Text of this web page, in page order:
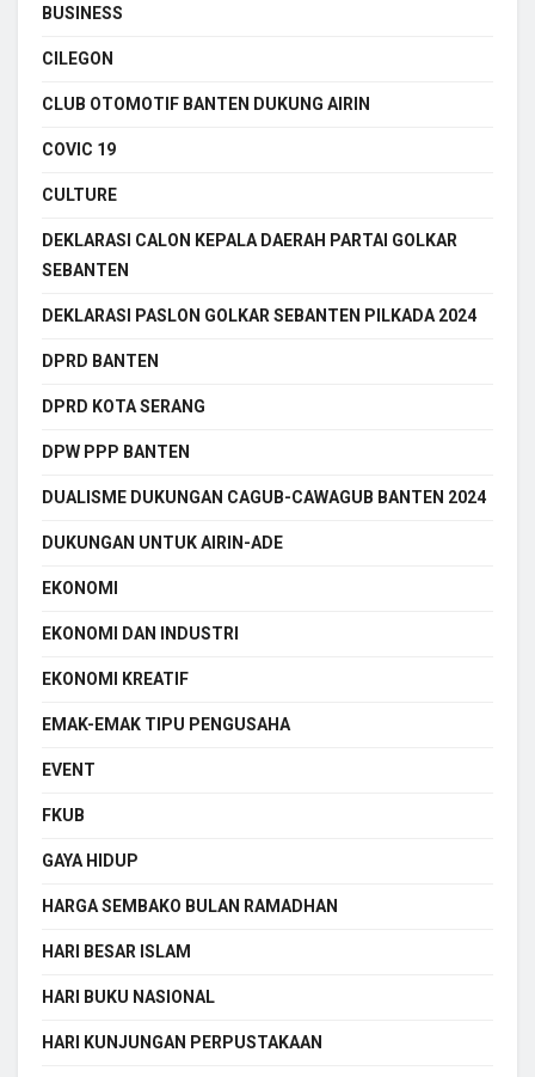
BUSINESS
CILEGON
CLUB OTOMOTIF BANTEN DUKUNG AIRIN
COVIC 19
CULTURE
DEKLARASI CALON KEPALA DAERAH PARTAI GOLKAR
SEBANTEN
DEKLARASI PASLON GOLKAR SEBANTEN PILKADA 2024
DPRD BANTEN
DPRD KOTA SERANG
DPW PPP BANTEN
DUALISME DUKUNGAN CAGUB-CAWAGUB BANTEN 2024
DUKUNGAN UNTUK AIRIN-ADE
EKONOMI
EKONOMI DAN INDUSTRI
EKONOMI KREATIF
EMAK-EMAK TIPU PENGUSAHA
EVENT
FKUB
GAYA HIDUP
HARGA SEMBAKO BULAN RAMADHAN
HARI BESAR ISLAM
HARI BUKU NASIONAL
HARI KUNJUNGAN PERPUSTAKAAN